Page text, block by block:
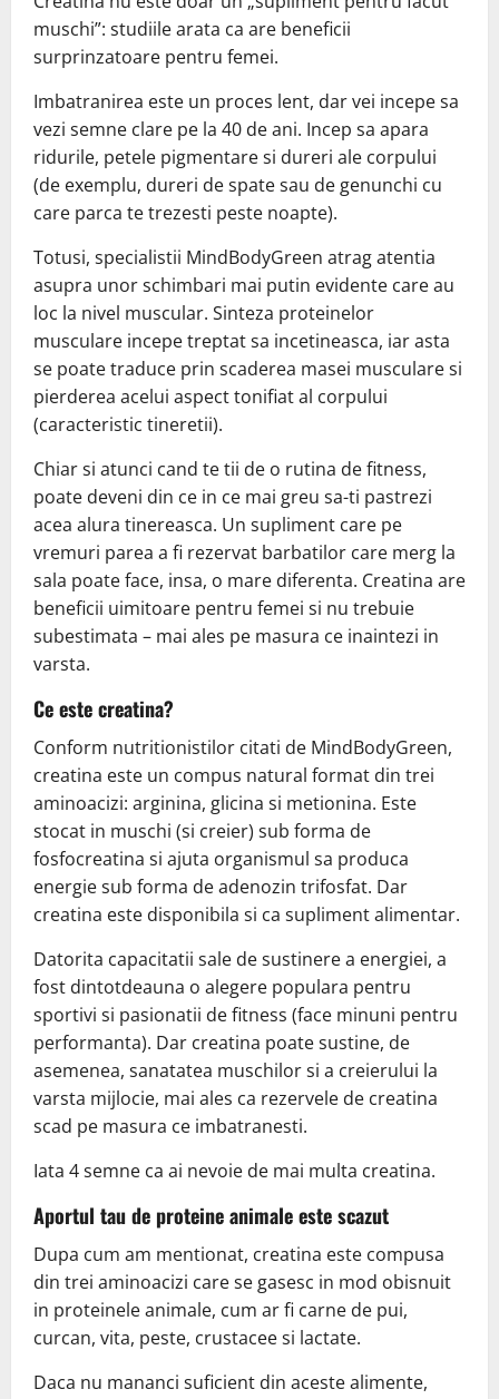
muschi”: studiile arata ca are beneficii
surprinzatoare pentru femei.
Imbatranirea este un proces lent, dar vei incepe sa
vezi semne clare pe la 40 de ani. Incep sa apara
ridurile, petele pigmentare si dureri ale corpului
(de exemplu, dureri de spate sau de genunchi cu
care parca te trezesti peste noapte).
Totusi, specialistii MindBodyGreen atrag atentia
asupra unor schimbari mai putin evidente care au
loc la nivel muscular. Sinteza proteinelor
musculare incepe treptat sa incetineasca, iar asta
se poate traduce prin scaderea masei musculare si
pierderea acelui aspect tonifiat al corpului
(caracteristic tineretii).
Chiar si atunci cand te tii de o rutina de fitness,
poate deveni din ce in ce mai greu sa-ti pastrezi
acea alura tinereasca. Un supliment care pe
vremuri parea a fi rezervat barbatilor care merg la
sala poate face, insa, o mare diferenta. Creatina are
beneficii uimitoare pentru femei si nu trebuie
subestimata – mai ales pe masura ce inaintezi in
varsta.
Ce este creatina?
Conform nutritionistilor citati de MindBodyGreen,
creatina este un compus natural format din trei
aminoacizi: arginina, glicina si metionina. Este
stocat in muschi (si creier) sub forma de
fosfocreatina si ajuta organismul sa produca
energie sub forma de adenozin trifosfat. Dar
creatina este disponibila si ca supliment alimentar.
Datorita capacitatii sale de sustinere a energiei, a
fost dintotdeauna o alegere populara pentru
sportivi si pasionatii de fitness (face minuni pentru
performanta). Dar creatina poate sustine, de
asemenea, sanatatea muschilor si a creierului la
varsta mijlocie, mai ales ca rezervele de creatina
scad pe masura ce imbatranesti.
Iata 4 semne ca ai nevoie de mai multa creatina.
Aportul tau de proteine ​​animale este scazut
Dupa cum am mentionat, creatina este compusa
din trei aminoacizi care se gasesc in mod obisnuit
in proteinele animale, cum ar fi carne de pui,
curcan, vita, peste, crustacee si lactate.
Daca nu mananci suficient din aceste alimente,